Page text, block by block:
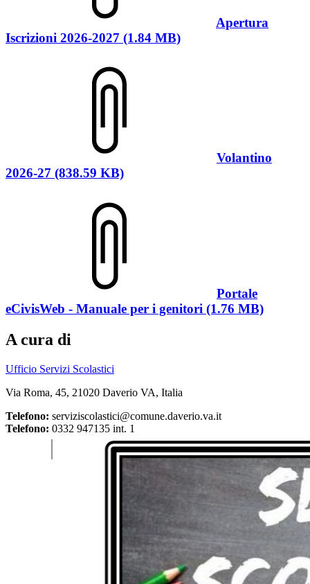
Apertura
Iscrizioni 2026-2027 (1.84 MB)
Volantino
2026-27 (838.59 KB)
Portale
eCivisWeb - Manuale per i genitori (1.76 MB)
A cura di
Ufficio Servizi Scolastici
Via Roma, 45, 21020 Daverio VA, Italia
Telefono: serviziscolastici@comune.daverio.va.it
Telefono: 0332 947135 int. 1